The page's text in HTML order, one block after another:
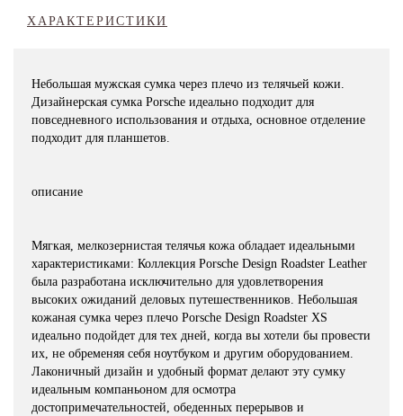
ХАРАКТЕРИСТИКИ
Небольшая мужская сумка через плечо из телячьей кожи.
Дизайнерская сумка Porsche идеально подходит для
повседневного использования и отдыха, основное отделение
подходит для планшетов.
описание
Мягкая, мелкозернистая телячья кожа обладает идеальными
характеристиками: Коллекция Porsche Design Roadster Leather
была разработана исключительно для удовлетворения
высоких ожиданий деловых путешественников. Небольшая
кожаная сумка через плечо Porsche Design Roadster XS
идеально подойдет для тех дней, когда вы хотели бы провести
их, не обременяя себя ноутбуком и другим оборудованием.
Лаконичный дизайн и удобный формат делают эту сумку
идеальным компаньоном для осмотра
достопримечательностей, обеденных перерывов и